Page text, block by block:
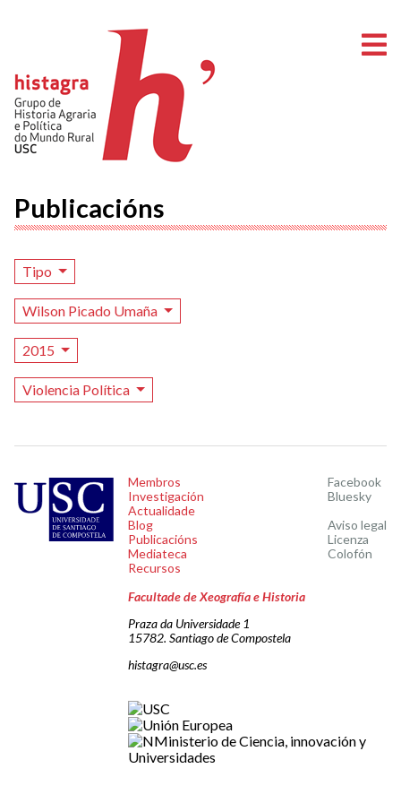
Publicacións
Tipo
Wilson Picado Umaña
2015
Violencia Política
Membros
Investigación
Actualidade
Blog
Publicacións
Mediateca
Recursos
Facebook
Bluesky
Aviso legal
Licenza
Colofón
Facultade de Xeografía e Historia
Praza da Universidade 1
15782. Santiago de Compostela
histagra@usc.es